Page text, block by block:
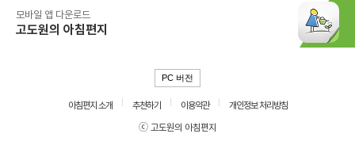
모바일 앱 다운로드
고도원의 아침편지
PC 버전
아침편지 소개 추천하기 이용약관
개인정보 처리방침
ⓒ 고도원의 아침편지